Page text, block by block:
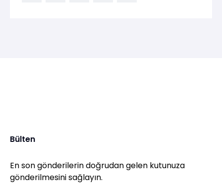
Bülten
En son gönderilerin doğrudan gelen kutunuza
gönderilmesini sağlayın.